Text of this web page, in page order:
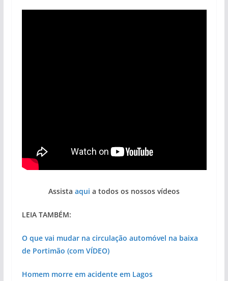
Assista aqui a todos os nossos vídeos
LEIA TAMBÉM:
O que vai mudar na circulação automóvel na baixa
de Portimão (com VÍDEO)
Homem morre em acidente em Lagos